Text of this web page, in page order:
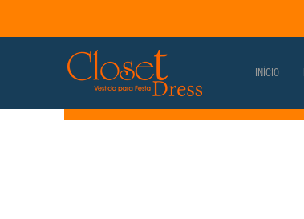
INÍCIO